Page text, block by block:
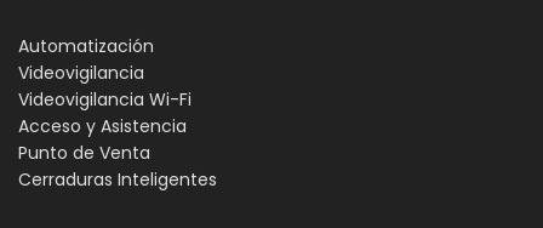
Automatización
Videovigilancia
Videovigilancia Wi-Fi
Acceso y Asistencia
Punto de Venta
Cerraduras Inteligentes